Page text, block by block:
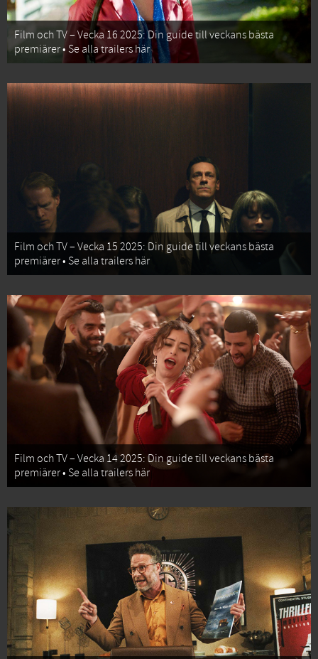
Film och TV – Vecka 16 2025: Din guide till veckans bästa
premiärer • Se alla trailers här
Film och TV – Vecka 15 2025: Din guide till veckans bästa
premiärer • Se alla trailers här
Film och TV – Vecka 14 2025: Din guide till veckans bästa
premiärer • Se alla trailers här